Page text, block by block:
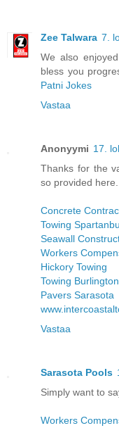
Zee Talwara 7.
We also
bless you
Patni Jokes
Vastaa
Anonyymi 17.
Thanks for the
so provided here.
Concrete
Towing
Seawall
Workers
Hickory Towing
Towing
Pavers Sarasota
Vastaa
Sarasota Pools
Simply want to
Workers